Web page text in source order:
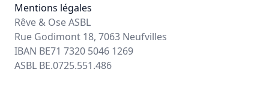
Mentions légales
Rêve & Ose ASBL
Rue Godimont 18, 7063 Neufvilles
IBAN BE71 7320 5046 1269
ASBL BE.0725.551.486